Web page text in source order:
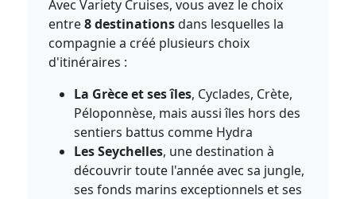
Avec Variety Cruises, vous avez le choix
entre8 destinationsdans lesquelles la
compagnie a créé plusieurs choix
d'itinéraires :
La Grèce et ses îles, Cyclades, Crète,
Péloponnèse, mais aussi îles hors des
sentiers battus comme Hydra
Les Seychelles, une destination à
découvrir toute l'année avec sa jungle,
ses fonds marins exceptionnels et ses